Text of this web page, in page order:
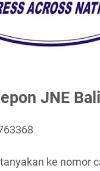
JNE
ke nomor